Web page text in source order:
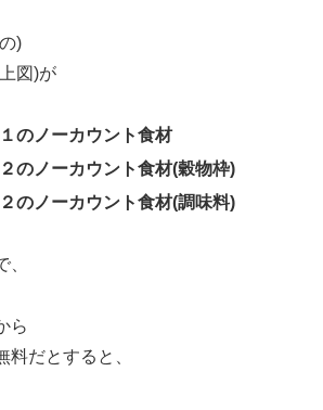
)
図)が
ノーカウント食材
の ノーカウント食材(穀物枠)
の ノーカウント食材(調味料)
ら
料だとすると、